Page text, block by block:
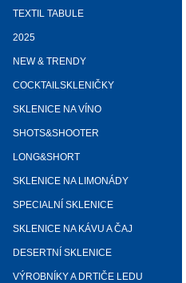
TEXTIL TABULE
2025
NEW & TRENDY
COCKTAILSKLENIČKY
SKLENICE NA VÍNO
SHOTS&SHOOTER
LONG&SHORT
SKLENICE NA LIMONÁDY
SPECIALNÍ SKLENICE
SKLENICE NA KÁVU A ČAJ
DESERTNÍ SKLENICE
VÝROBNÍKY A DRTIČE LEDU